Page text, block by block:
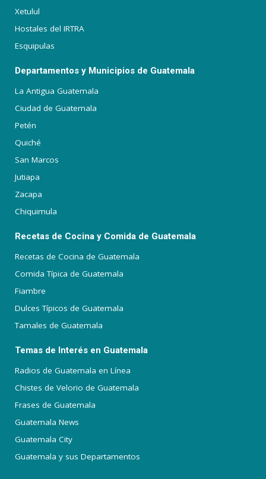
Xetulul
Hostales del IRTRA
Esquipulas
Departamentos y Municipios de Guatemala
La Antigua Guatemala
Ciudad de Guatemala
Petén
Quiché
San Marcos
Jutiapa
Zacapa
Chiquimula
Recetas de Cocina y Comida de Guatemala
Recetas de Cocina de Guatemala
Comida Típica de Guatemala
Fiambre
Dulces Típicos de Guatemala
Tamales de Guatemala
Temas de Interés en Guatemala
Radios de Guatemala en Línea
Chistes de Velorio de Guatemala
Frases de Guatemala
Guatemala News
Guatemala City
Guatemala y sus Departamentos